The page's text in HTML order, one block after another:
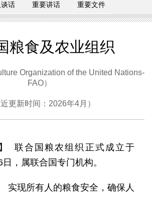
话 重要讲话 重要文件
粮食及农业组织
Organization of the United Nations-
FAO）
近更新时间：2026年4月）
联合国粮农组织正式成立于
，属联合国专门机构。
实现所有人的粮食安全，确保人